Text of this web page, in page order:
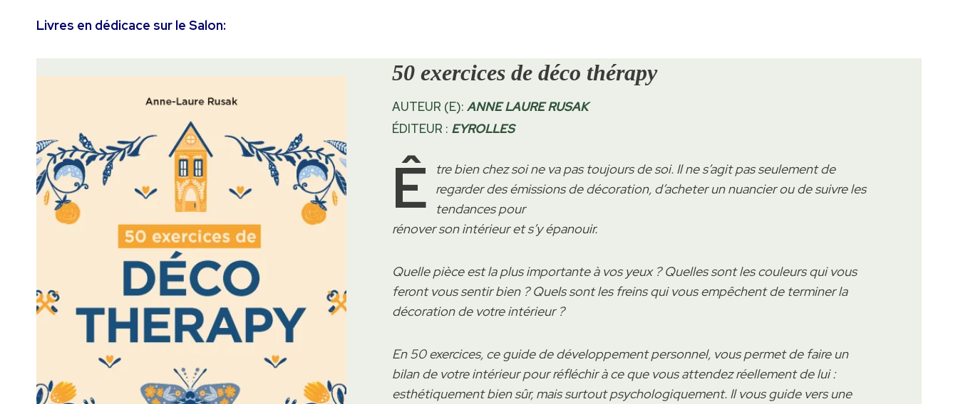
Livres en dédicace sur le Salon:
50 exercices de déco thérapy
AUTEUR (E):ANNE LAURE RUSAK
ÉDITEUR : EYROLLES
Ê
tre bien chez soi ne va pas toujours de soi. Il ne s’agit pas seulement de
regarder des émissions de décoration, d’acheter un nuancier ou de suivre les
tendances pour
rénover son intérieur et s’y épanouir.
Quelle pièce est la plus importante à vos yeux ? Quelles sont les couleurs qui vous
feront vous sentir bien ? Quels sont les freins qui vous empêchent de terminer la
décoration de votre intérieur ?
En 50 exercices, ce guide de développement personnel, vous permet de faire un
bilan de votre intérieur pour réfléchir à ce que vous attendez réellement de lui :
esthétiquement bien sûr, mais surtout psychologiquement. Il vous guide vers une